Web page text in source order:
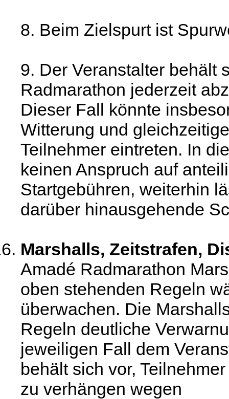
8. Beim Zielspurt ist
9. Der Veranstalter behält
Radmarathon jederzeit
Dieser Fall könnte
Witterung und
Teilnehmer eintreten. In
keinen Anspruch auf
Startgebühren, weiterhin
darüber hinausgehende
Marshalls, Zeitstrafen,
Amadé Radmarathon
oben stehenden Regeln
überwachen. Die
Regeln deutliche
jeweiligen Fall dem
behält sich vor,
zu verhängen wegen